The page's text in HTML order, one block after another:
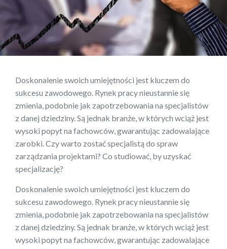
Doskonalenie swoich umiejętności jest kluczem do
sukcesu zawodowego. Rynek pracy nieustannie się
zmienia, podobnie jak zapotrzebowania na specjalistów
z danej dziedziny. Są jednak branże, w których wciąż jest
wysoki popyt na fachowców, gwarantując zadowalające
zarobki. Czy warto zostać specjalistą do spraw
zarządzania projektami? Co studiować, by uzyskać
specjalizację?
Doskonalenie swoich umiejętności jest kluczem do
sukcesu zawodowego. Rynek pracy nieustannie się
zmienia, podobnie jak zapotrzebowania na specjalistów
z danej dziedziny. Są jednak branże, w których wciąż jest
wysoki popyt na fachowców, gwarantując zadowalające